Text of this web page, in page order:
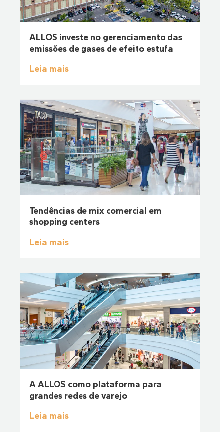
ALLOS investe no gerenciamento das
emissões de gases de efeito estufa
Leia mais
Tendências de mix comercial em
shopping centers
Leia mais
A ALLOS como plataforma para
grandes redes de varejo
Leia mais